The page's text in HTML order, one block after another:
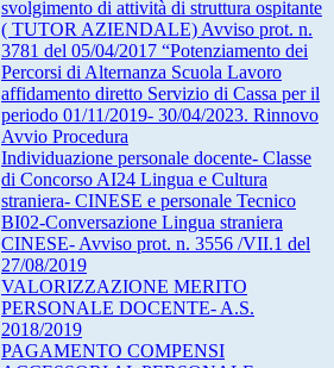
svolgimento di attività di struttura ospitante
( TUTOR AZIENDALE) Avviso prot. n.
3781 del 05/04/2017 “Potenziamento dei
Percorsi di Alternanza Scuola Lavoro
affidamento diretto Servizio di Cassa per il
periodo 01/11/2019- 30/04/2023. Rinnovo
Avvio Procedura
Individuazione personale docente- Classe
di Concorso AI24 Lingua e Cultura
straniera- CINESE e personale Tecnico
BI02-Conversazione Lingua straniera
CINESE- Avviso prot. n. 3556 /VII.1 del
27/08/2019
VALORIZZAZIONE MERITO
PERSONALE DOCENTE- A.S.
2018/2019
PAGAMENTO COMPENSI